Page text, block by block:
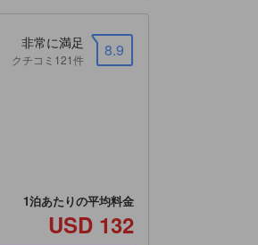
8.9
非常に満足
クチコミ121件
1泊あたりの平均料金
USD 132